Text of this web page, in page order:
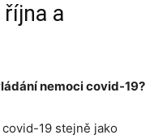
a
nemoci covid-19?
19 stejně jako